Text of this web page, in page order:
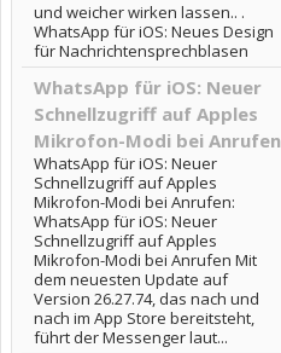
und weicher wirken lassen.. .
WhatsApp für iOS: Neues Design
für Nachrichtensprechblasen
WhatsApp für iOS: Neuer
Schnellzugriff auf Apples
Mikrofon-Modi bei Anrufen
WhatsApp für iOS: Neuer
Schnellzugriff auf Apples
Mikrofon-Modi bei Anrufen:
WhatsApp für iOS: Neuer
Schnellzugriff auf Apples
Mikrofon-Modi bei Anrufen Mit
dem neuesten Update auf
Version 26.27.74, das nach und
nach im App Store bereitsteht,
führt der Messenger laut...